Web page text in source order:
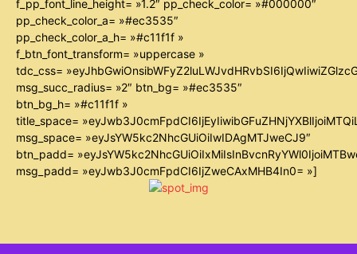
f_pp_font_line_height= »1.2″ pp_check_color= »#000000″
pp_check_color_a= »#ec3535″
pp_check_color_a_h= »#c11f1f »
f_btn_font_transform= »uppercase »
tdc_css=
msg_succ_radius= »2″ btn_bg= »#ec3535″
btn_bg_h= »#c11f1f »
title_space=
msg_space= »eyJsYW5kc2NhcGUiOiIwIDAgMTJweCJ9″
btn_padd=
msg_padd= »eyJwb3J0cmFpdCI6IjZweCAxMHB4In0= »]